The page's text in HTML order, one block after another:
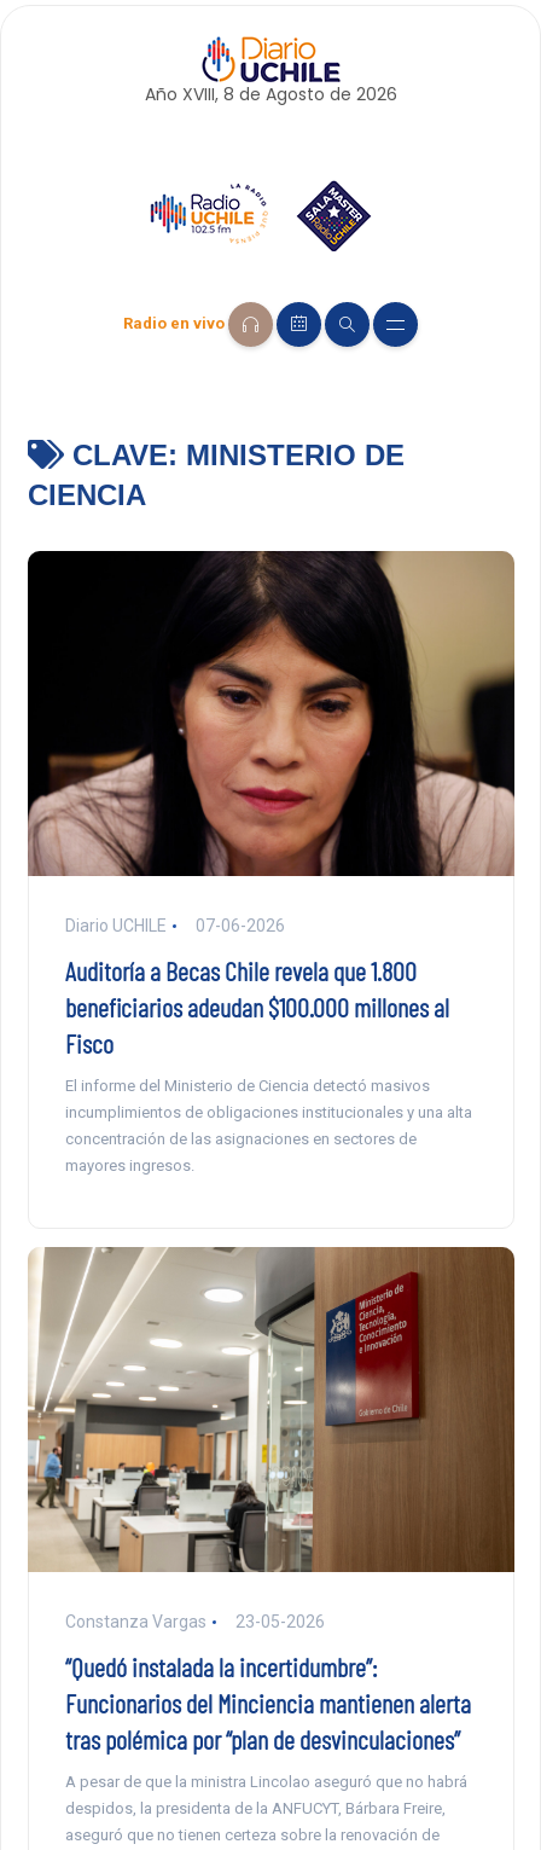
Año XVIII, 8 de Agosto de 2026
Radio en vivo
CLAVE: MINISTERIO DE
CIENCIA
Diario UCHILE 07-06-2026
Auditoría a Becas Chile revela que 1.800
beneficiarios adeudan $100.000 millones al
Fisco
El informe del Ministerio de Ciencia detectó masivos
incumplimientos de obligaciones institucionales y una alta
concentración de las asignaciones en sectores de
mayores ingresos.
Constanza Vargas 23-05-2026
“Quedó instalada la incertidumbre”:
Funcionarios del Minciencia mantienen alerta
tras polémica por “plan de desvinculaciones”
A pesar de que la ministra Lincolao aseguró que no habrá
despidos, la presidenta de la ANFUCYT, Bárbara Freire,
aseguró que no tienen certeza sobre la renovación de